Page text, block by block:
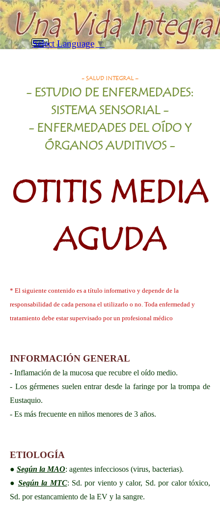
Vaya al Contenido
Saltar menú
Select Language ▼
Buscar
- SALUD INTEGRAL –
- ESTUDIO DE ENFERMEDADES:
SISTEMA SENSORIAL -
- ENFERMEDADES DEL OÍDO Y
ÓRGANOS AUDITIVOS -
OTITIS MEDIA
AGUDA
* El siguiente contenido es a título informativo y depende de la
responsabilidad de cada persona el utilizarlo o no. Toda enfermedad y
tratamiento debe estar supervisado por un profesional médico
INFORMACIÓN GENERAL
- Inflamación de la mucosa que recubre el oído medio.
- Los gérmenes suelen entrar desde la faringe por la trompa de
Eustaquio.
- Es más frecuente en niños menores de 3 años.
ETIOLOGÍA
● Según la MAO: agentes infecciosos (virus, bacterias).
● Según la MTC: Sd. por viento y calor, Sd. por calor tóxico,
Sd. por estancamiento de la EV y la sangre.